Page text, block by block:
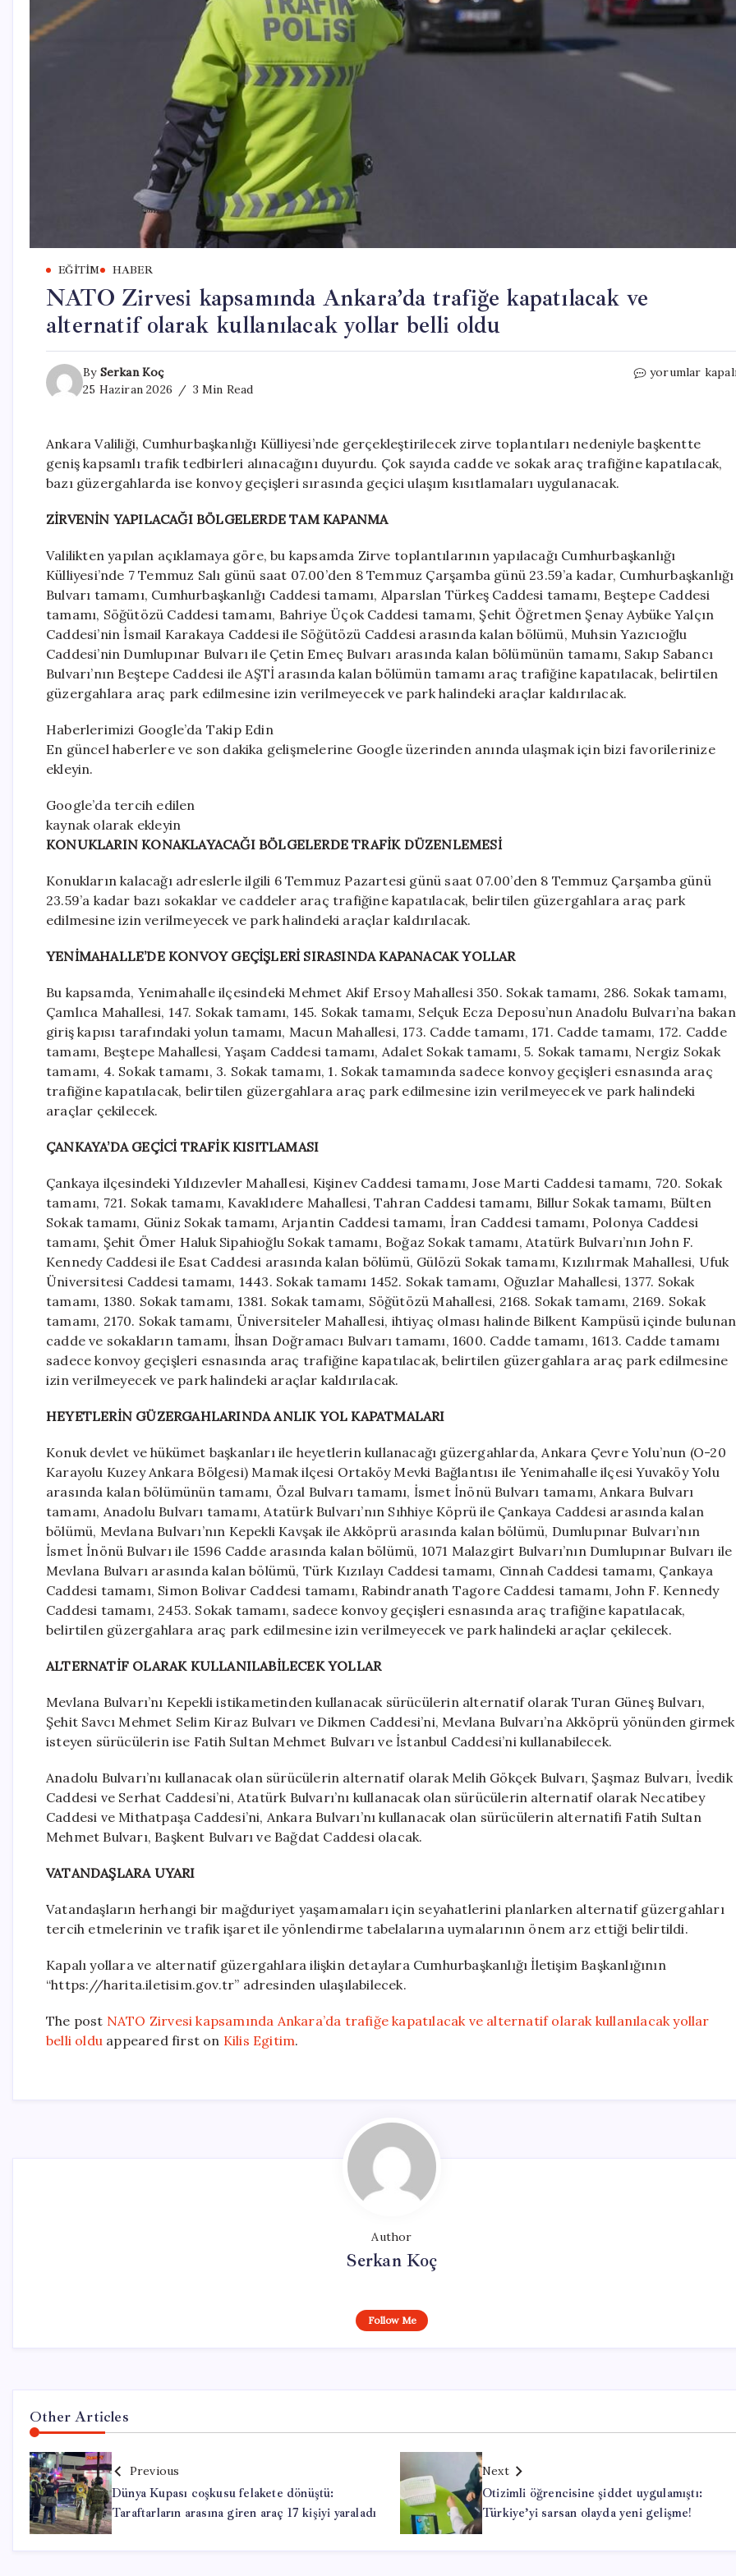
EĞITIM HABER
NATO Zirvesi kapsamında Ankara’da trafiğe kapatılacak ve
alternatif olarak kullanılacak yollar belli oldu
By Serkan Koç
25 Haziran 2026
3 Min Read
NATO
trafiğe
kapatılacak
ve
belli
oldu
için
yorumlar
Ankara Valiliği, Cumhurbaşkanlığı Külliyesi’nde gerçekleştirilecek zirve toplantıları nedeniyle başkentte
geniş kapsamlı trafik tedbirleri alınacağını duyurdu. Çok sayıda cadde ve sokak araç trafiğine kapatılacak,
bazı güzergahlarda ise konvoy geçişleri sırasında geçici ulaşım kısıtlamaları uygulanacak.
ZİRVENİN YAPILACAĞI BÖLGELERDE TAM KAPANMA
Valilikten yapılan açıklamaya göre, bu kapsamda Zirve toplantılarının yapılacağı Cumhurbaşkanlığı
Külliyesi’nde 7 Temmuz Salı günü saat 07.00’den 8 Temmuz Çarşamba günü 23.59’a kadar, Cumhurbaşkanlığı
Bulvarı tamamı, Cumhurbaşkanlığı Caddesi tamamı, Alparslan Türkeş Caddesi tamamı, Beştepe Caddesi
tamamı, Söğütözü Caddesi tamamı, Bahriye Üçok Caddesi tamamı, Şehit Öğretmen Şenay Aybüke Yalçın
Caddesi’nin İsmail Karakaya Caddesi ile Söğütözü Caddesi arasında kalan bölümü, Muhsin Yazıcıoğlu
Caddesi’nin Dumlupınar Bulvarı ile Çetin Emeç Bulvarı arasında kalan bölümünün tamamı, Sakıp Sabancı
Bulvarı’nın Beştepe Caddesi ile AŞTİ arasında kalan bölümün tamamı araç trafiğine kapatılacak, belirtilen
güzergahlara araç park edilmesine izin verilmeyecek ve park halindeki araçlar kaldırılacak.
Haberlerimizi Google’da Takip Edin
En güncel haberlere ve son dakika gelişmelerine Google üzerinden anında ulaşmak için bizi favorilerinize
ekleyin.
Google’da tercih edilen
kaynak olarak ekleyin
KONUKLARIN KONAKLAYACAĞI BÖLGELERDE TRAFİK DÜZENLEMESİ
Konukların kalacağı adreslerle ilgili 6 Temmuz Pazartesi günü saat 07.00’den 8 Temmuz Çarşamba günü
23.59’a kadar bazı sokaklar ve caddeler araç trafiğine kapatılacak, belirtilen güzergahlara araç park
edilmesine izin verilmeyecek ve park halindeki araçlar kaldırılacak.
YENİMAHALLE’DE KONVOY GEÇİŞLERİ SIRASINDA KAPANACAK YOLLAR
Bu kapsamda, Yenimahalle ilçesindeki Mehmet Akif Ersoy Mahallesi 350. Sokak tamamı, 286. Sokak tamamı,
Çamlıca Mahallesi, 147. Sokak tamamı, 145. Sokak tamamı, Selçuk Ecza Deposu’nun Anadolu Bulvarı’na bakan
giriş kapısı tarafındaki yolun tamamı, Macun Mahallesi, 173. Cadde tamamı, 171. Cadde tamamı, 172. Cadde
tamamı, Beştepe Mahallesi, Yaşam Caddesi tamamı, Adalet Sokak tamamı, 5. Sokak tamamı, Nergiz Sokak
tamamı, 4. Sokak tamamı, 3. Sokak tamamı, 1. Sokak tamamında sadece konvoy geçişleri esnasında araç
trafiğine kapatılacak, belirtilen güzergahlara araç park edilmesine izin verilmeyecek ve park halindeki
araçlar çekilecek.
ÇANKAYA’DA GEÇİCİ TRAFİK KISITLAMASI
Çankaya ilçesindeki Yıldızevler Mahallesi, Kişinev Caddesi tamamı, Jose Marti Caddesi tamamı, 720. Sokak
tamamı, 721. Sokak tamamı, Kavaklıdere Mahallesi, Tahran Caddesi tamamı, Billur Sokak tamamı, Bülten
Sokak tamamı, Güniz Sokak tamamı, Arjantin Caddesi tamamı, İran Caddesi tamamı, Polonya Caddesi
tamamı, Şehit Ömer Haluk Sipahioğlu Sokak tamamı, Boğaz Sokak tamamı, Atatürk Bulvarı’nın John F.
Kennedy Caddesi ile Esat Caddesi arasında kalan bölümü, Gülözü Sokak tamamı, Kızılırmak Mahallesi, Ufuk
Üniversitesi Caddesi tamamı, 1443. Sokak tamamı 1452. Sokak tamamı, Oğuzlar Mahallesi, 1377. Sokak
tamamı, 1380. Sokak tamamı, 1381. Sokak tamamı, Söğütözü Mahallesi, 2168. Sokak tamamı, 2169. Sokak
tamamı, 2170. Sokak tamamı, Üniversiteler Mahallesi, ihtiyaç olması halinde Bilkent Kampüsü içinde bulunan
cadde ve sokakların tamamı, İhsan Doğramacı Bulvarı tamamı, 1600. Cadde tamamı, 1613. Cadde tamamı
sadece konvoy geçişleri esnasında araç trafiğine kapatılacak, belirtilen güzergahlara araç park edilmesine
izin verilmeyecek ve park halindeki araçlar kaldırılacak.
HEYETLERİN GÜZERGAHLARINDA ANLIK YOL KAPATMALARI
Konuk devlet ve hükümet başkanları ile heyetlerin kullanacağı güzergahlarda, Ankara Çevre Yolu’nun (O-20
Karayolu Kuzey Ankara Bölgesi) Mamak ilçesi Ortaköy Mevki Bağlantısı ile Yenimahalle ilçesi Yuvaköy Yolu
arasında kalan bölümünün tamamı, Özal Bulvarı tamamı, İsmet İnönü Bulvarı tamamı, Ankara Bulvarı
tamamı, Anadolu Bulvarı tamamı, Atatürk Bulvarı’nın Sıhhiye Köprü ile Çankaya Caddesi arasında kalan
bölümü, Mevlana Bulvarı’nın Kepekli Kavşak ile Akköprü arasında kalan bölümü, Dumlupınar Bulvarı’nın
İsmet İnönü Bulvarı ile 1596 Cadde arasında kalan bölümü, 1071 Malazgirt Bulvarı’nın Dumlupınar Bulvarı ile
Mevlana Bulvarı arasında kalan bölümü, Türk Kızılayı Caddesi tamamı, Cinnah Caddesi tamamı, Çankaya
Caddesi tamamı, Simon Bolivar Caddesi tamamı, Rabindranath Tagore Caddesi tamamı, John F. Kennedy
Caddesi tamamı, 2453. Sokak tamamı, sadece konvoy geçişleri esnasında araç trafiğine kapatılacak,
belirtilen güzergahlara araç park edilmesine izin verilmeyecek ve park halindeki araçlar çekilecek.
ALTERNATİF OLARAK KULLANILABİLECEK YOLLAR
Mevlana Bulvarı’nı Kepekli istikametinden kullanacak sürücülerin alternatif olarak Turan Güneş Bulvarı,
Şehit Savcı Mehmet Selim Kiraz Bulvarı ve Dikmen Caddesi’ni, Mevlana Bulvarı’na Akköprü yönünden girmek
isteyen sürücülerin ise Fatih Sultan Mehmet Bulvarı ve İstanbul Caddesi’ni kullanabilecek.
Anadolu Bulvarı’nı kullanacak olan sürücülerin alternatif olarak Melih Gökçek Bulvarı, Şaşmaz Bulvarı, İvedik
Caddesi ve Serhat Caddesi’ni, Atatürk Bulvarı’nı kullanacak olan sürücülerin alternatif olarak Necatibey
Caddesi ve Mithatpaşa Caddesi’ni, Ankara Bulvarı’nı kullanacak olan sürücülerin alternatifi Fatih Sultan
Mehmet Bulvarı, Başkent Bulvarı ve Bağdat Caddesi olacak.
VATANDAŞLARA UYARI
Vatandaşların herhangi bir mağduriyet yaşamamaları için seyahatlerini planlarken alternatif güzergahları
tercih etmelerinin ve trafik işaret ile yönlendirme tabelalarına uymalarının önem arz ettiği belirtildi.
Kapalı yollara ve alternatif güzergahlara ilişkin detaylara Cumhurbaşkanlığı İletişim Başkanlığının
“https://harita.iletisim.gov.tr” adresinden ulaşılabilecek.
The post NATO Zirvesi kapsamında Ankara’da trafiğe kapatılacak ve alternatif olarak kullanılacak yollar
belli oldu appeared first on Kilis Egitim.
Author
Serkan Koç
Follow Me
Other Articles
Previous
Dünya Kupası coşkusu felakete dönüştü:
Taraftarların arasına giren araç 17 kişiyi yaraladı
Next
Otizimli öğrencisine şiddet uygulamıştı:
Türkiye’yi sarsan olayda yeni gelişme!